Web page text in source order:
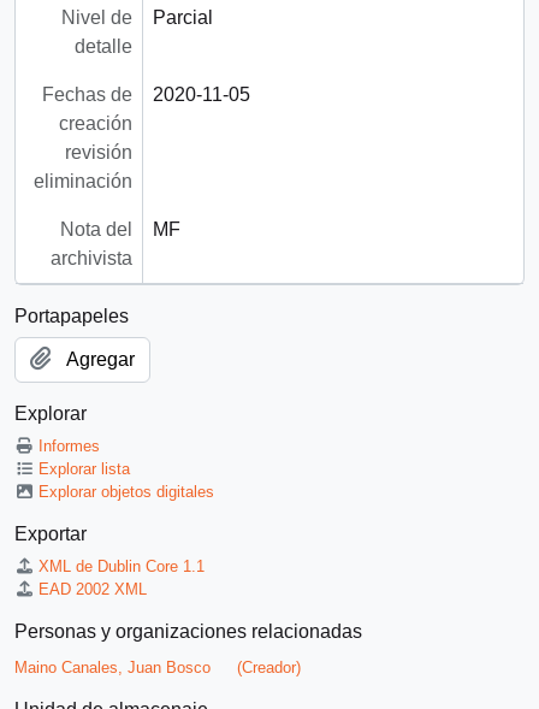
Nivel de
detalle
Parcial
Fechas de
creación
revisión
eliminación
2020-11-05
Nota del
archivista
MF
Portapapeles
Agregar
Explorar
Informes
Explorar lista
Explorar objetos digitales
Exportar
XML de Dublin Core 1.1
EAD 2002 XML
Personas y organizaciones relacionadas
Maino Canales, Juan Bosco (Creador)